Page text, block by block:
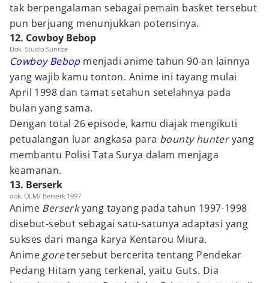
tak berpengalaman sebagai pemain basket tersebut
pun berjuang menunjukkan potensinya.
12. Cowboy Bebop
Dok. Studio Sunrise
Cowboy Bebop menjadi anime tahun 90-an lainnya
yang wajib kamu tonton. Anime ini tayang mulai
April 1998 dan tamat setahun setelahnya pada
bulan yang sama.
Dengan total 26 episode, kamu diajak mengikuti
petualangan luar angkasa para bounty hunteryang
membantu Polisi Tata Surya dalam menjaga
keamanan.
13. Berserk
dok. OLM/ Berserk 1997
Anime Berserkyang tayang pada tahun 1997-1998
disebut-sebut sebagai satu-satunya adaptasi yang
sukses dari manga karya Kentarou Miura.
Anime goretersebut bercerita tentang Pendekar
Pedang Hitam yang terkenal, yaitu Guts. Dia